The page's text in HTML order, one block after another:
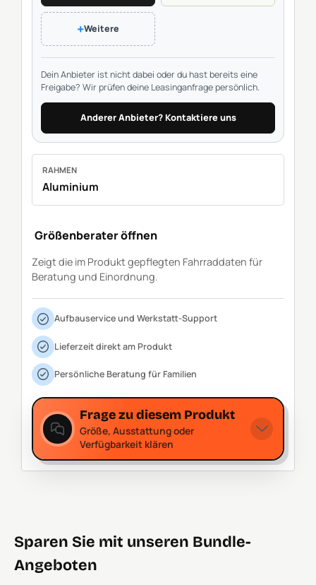
+Weitere
Dein Anbieter ist nicht dabei oder du hast bereits eine
Freigabe? Wir prüfen deine Leasinganfrage persönlich.
Anderer Anbieter? Kontaktiere uns
RAHMEN
Aluminium
Größenberater öffnen
Zeigt die im Produkt gepflegten Fahrraddaten für
Beratung und Einordnung.
Aufbauservice und Werkstatt-Support
Lieferzeit direkt am Produkt
Persönliche Beratung für Familien
Frage zu diesem Produkt
Größe, Ausstattung oder
Verfügbarkeit klären
Sparen Sie mit unseren Bundle-
Angeboten